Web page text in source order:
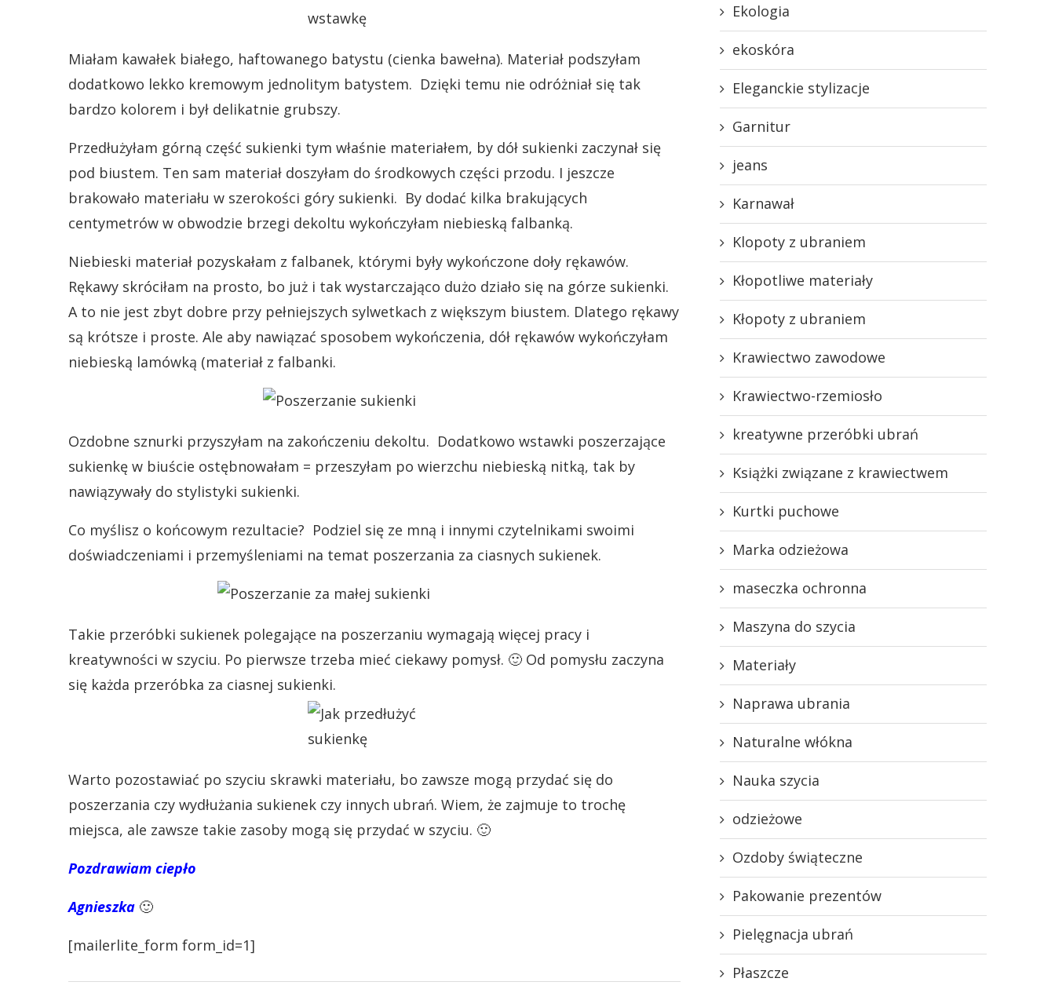
Miałam kawałek białego, haftowanego batystu (cienka bawełna). Materiał podszyłam
dodatkowo lekko kremowym jednolitym batystem. Dzięki temu nie odróżniał się tak
bardzo kolorem i był delikatnie grubszy.
Przedłużyłam górną część sukienki tym właśnie materiałem, by dół sukienki zaczynał się
pod biustem. Ten sam materiał doszyłam do środkowych części przodu. I jeszcze
brakowało materiału w szerokości góry sukienki. By dodać kilka brakujących
centymetrów w obwodzie brzegi dekoltu wykończyłam niebieską falbanką.
Niebieski materiał pozyskałam z falbanek, którymi były wykończone doły rękawów.
Rękawy skróciłam na prosto, bo już i tak wystarczająco dużo działo się na górze sukienki.
A to nie jest zbyt dobre przy pełniejszych sylwetkach z większym biustem. Dlatego rękawy
są krótsze i proste. Ale aby nawiązać sposobem wykończenia, dół rękawów wykończyłam
niebieską lamówką (materiał z falbanki.
Ozdobne sznurki przyszyłam na zakończeniu dekoltu. Dodatkowo wstawki poszerzające
sukienkę w biuście ostębnowałam = przeszyłam po wierzchu niebieską nitką, tak by
nawiązywały do stylistyki sukienki.
Co myślisz o końcowym rezultacie? Podziel się ze mną i innymi czytelnikami swoimi
doświadczeniami i przemyśleniami na temat poszerzania za ciasnych sukienek.
Takie przeróbki sukienek polegające na poszerzaniu wymagają więcej pracy i
kreatywności w szyciu. Po pierwsze trzeba mieć ciekawy pomysł. 🙂 Od pomysłu zaczyna
się każda przeróbka za ciasnej sukienki.
Warto pozostawiać po szyciu skrawki materiału, bo zawsze mogą przydać się do
poszerzania czy wydłużania sukienek czy innych ubrań. Wiem, że zajmuje to trochę
miejsca, ale zawsze takie zasoby mogą się przydać w szyciu. 🙂
Pozdrawiam ciepło
Agnieszka 🙂
[mailerlite_form form_id=1]
Ekologia
ekoskóra
Eleganckie stylizacje
Garnitur
jeans
Karnawał
Klopoty z ubraniem
Kłopotliwe materiały
Kłopoty z ubraniem
Krawiectwo zawodowe
Krawiectwo-rzemiosło
kreatywne przeróbki ubrań
Książki związane z krawiectwem
Kurtki puchowe
Marka odzieżowa
maseczka ochronna
Maszyna do szycia
Materiały
Naprawa ubrania
Naturalne włókna
Nauka szycia
odzieżowe
Ozdoby świąteczne
Pakowanie prezentów
Pielęgnacja ubrań
Płaszcze